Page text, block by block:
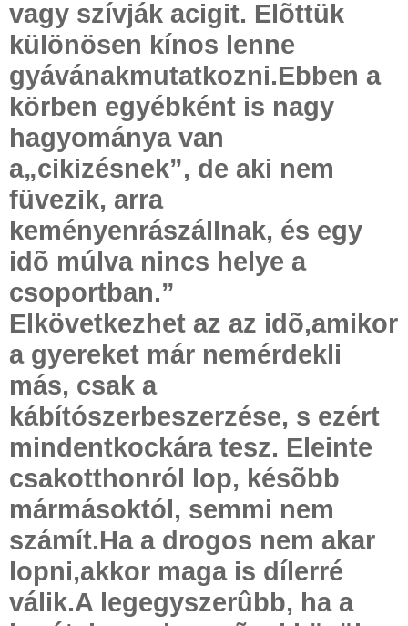
vagy szívják acigit. Elõttük
különösen kínos lenne
gyávánakmutatkozni.Ebben a
körben egyébként is nagy
hagyománya van
a„cikizésnek”, de aki nem
füvezik, arra
keményenrászállnak, és egy
idõ múlva nincs helye a
csoportban.”
Elkövetkezhet az az idõ,amikor
a gyereket már nemérdekli
más, csak a
kábítószerbeszerzése, s ezért
mindentkockára tesz. Eleinte
csakotthonról lop, késõbb
mármásoktól, semmi nem
számít.Ha a drogos nem akar
lopni,akkor maga is dílerré
válik.A legegyszerûbb, ha a